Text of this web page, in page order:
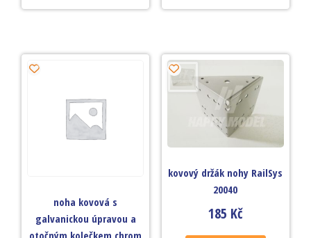
noha kovová s
galvanickou úpravou a
otočným kolečkem chrom
kovový držák nohy RailSys
20040
185 Kč